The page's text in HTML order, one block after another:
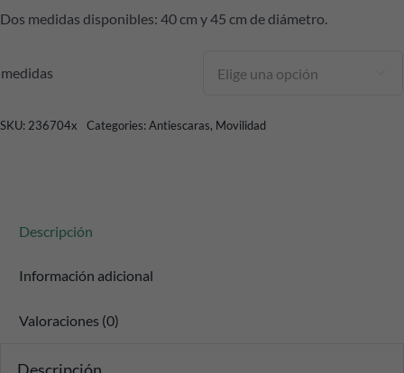
Dos medidas disponibles: 40 cm y 45 cm de diámetro.
medidas
SKU:236704x Categories:Antiescaras, Movilidad
Descripción
Información adicional
Valoraciones (0)